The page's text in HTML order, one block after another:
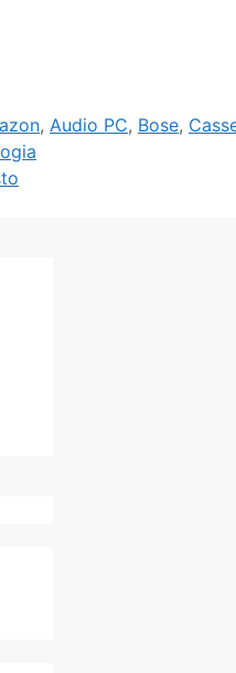
, Audio PC, Bose,